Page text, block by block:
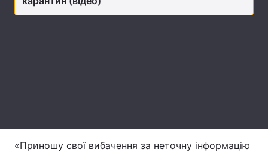
«Приношу свої вибачення за неточну інформацію